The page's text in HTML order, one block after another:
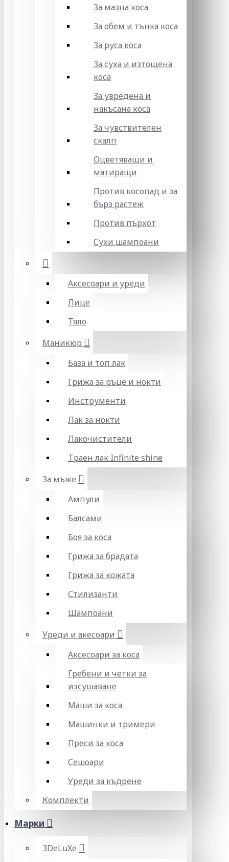
За мазна коса
За обем и тънка коса
За руса коса
За суха и изтощена
коса
За увредена и
накъсана коса
За чувствителен
скалп
Оцветяващи и
матиращи
Против косопад и за
бърз растеж
Против пърхот
Сухи шампоани
Аксесоари и уреди
Лице
Тяло
Маникюр
База и топ лак
Грижа за ръце и нокти
Инструменти
Лак за нокти
Лакочистители
Траен лак Infinite shine
За мъже
Ампули
Балсами
Боя за коса
Грижа за брадата
Грижа за кожата
Стилизанти
Шампоани
Уреди и акесоари
Аксесоари за коса
Гребени и четки за
изсушаване
Маши за коса
Машинки и тримери
Преси за коса
Сешоари
Уреди за къдрене
Комплекти
Марки
3DeLuXe